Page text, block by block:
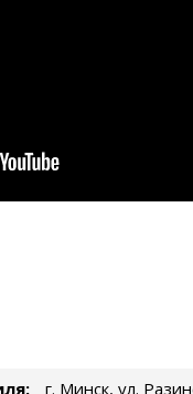
г. Минск, ул.